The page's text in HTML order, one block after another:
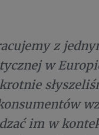
z
w
im w